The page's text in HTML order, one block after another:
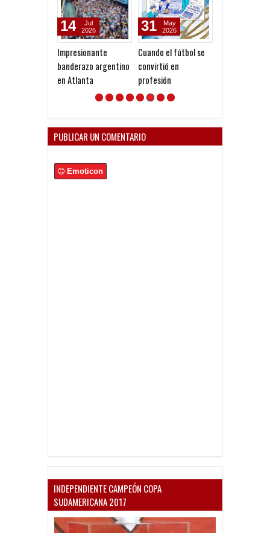
Impresionante
banderazo argentino
en Atlanta
14
Jul
2026
Cuando el fútbol se
convirtió en
profesión
31
May
2026
PUBLICAR UN COMENTARIO
Emoticon
INDEPENDIENTE CAMPEÓN COPA
SUDAMERICANA 2017